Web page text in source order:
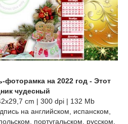
фоторамка на 2022 год - Этот
чудесный
cm | 300 dpi | 132 Mb
на английском, испанском,
португальском, русском,